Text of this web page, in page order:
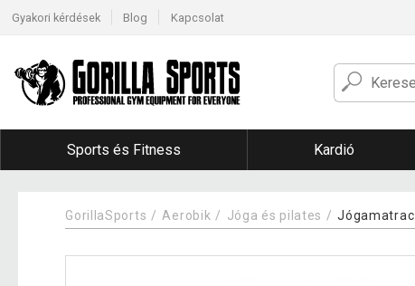
Gyakori kérdések Blog Kapcsolat
Sports és Fitness Kardió
GorillaSports Aerobik Jóga és pilates Jógamatrac